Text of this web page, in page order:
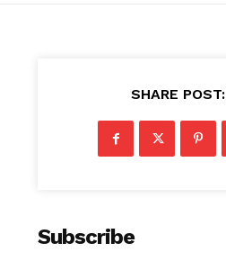
SHARE POST:
Subscribe